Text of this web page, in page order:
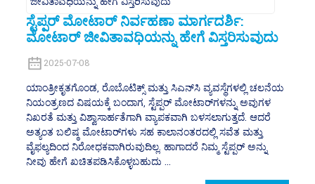
ಸ್ಟೆಪ್ಪರ್ ಮೋಟಾರ್ ನಿರ್ವಹಣಾ ಮಾರ್ಗದರ್ಶಿ:
ಮೋಟಾರ್ ಜೀವಿತಾವಧಿಯನ್ನು ಹೇಗೆ ವಿಸ್ತರಿಸುವುದು
2025-07-08
ಯಾಂತ್ರೀಕೃತಗೊಂಡ, ರೊಬೊಟಿಕ್ಸ್ ಮತ್ತು ಸಿಎನ್‌ಸಿ ವ್ಯವಸ್ಥೆಗಳಲ್ಲಿ ಚಲನೆಯ
ನಿಯಂತ್ರಣದ ವಿಷಯಕ್ಕೆ ಬಂದಾಗ, ಸ್ಟೆಪ್ಪರ್ ಮೋಟಾರ್‌ಗಳನ್ನು ಅವುಗಳ
ನಿಖರತೆ ಮತ್ತು ವಿಶ್ವಾಸಾರ್ಹತೆಗಾಗಿ ವ್ಯಾಪಕವಾಗಿ ಬಳಸಲಾಗುತ್ತದೆ. ಆದರೆ
ಅತ್ಯಂತ ಬಲಿಷ್ಠ ಮೋಟಾರ್‌ಗಳು ಸಹ ಕಾಲಾನಂತರದಲ್ಲಿ ಸವೆತ ಮತ್ತು
ವೈಫಲ್ಯದಿಂದ ನಿರೋಧಕವಾಗಿರುವುದಿಲ್ಲ. ಹಾಗಾದರೆ ನಿಮ್ಮ ಸ್ಟೆಪ್ಪರ್ ಅನ್ನು
ನೀವು ಹೇಗೆ ಖಚಿತಪಡಿಸಿಕೊಳ್ಳಬಹುದು ...